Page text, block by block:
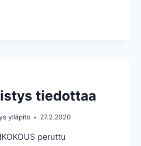
tiedottaa
ylläpito 27.2.2020
peruttu